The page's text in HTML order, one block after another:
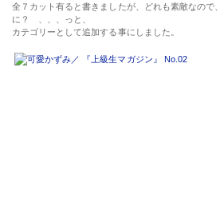
全７カット有ると書きましたが、どれも素敵なので
に？ 、、、っと、
カテゴリーとして追加する事にしました。